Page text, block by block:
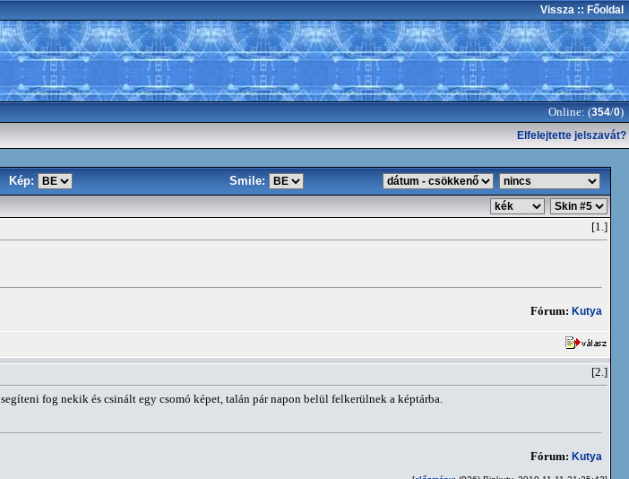
Vissza :: Főoldal
Online: (354/0)
Elfelejtette jelszavát?
Kép: Smile:
[1.]
Fórum: Kutya
[2.]
fog nekik és csinált egy csomó képet, talán pár napon belül felkerülnek a képtárba.
Fórum: Kutya